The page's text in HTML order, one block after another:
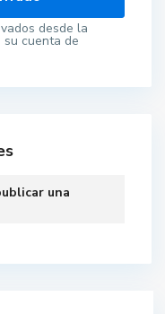
desde la
cuenta de
una